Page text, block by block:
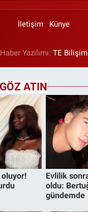
İletişim Künye
Haber Yazılımı: TE Bilişim